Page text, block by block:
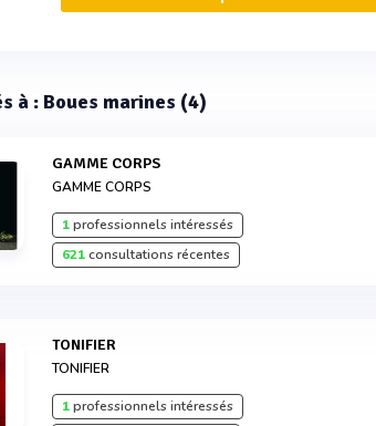
à : Boues marines (4)
GAMME CORPS
GAMME CORPS
1professionnels intéressés
621consultations récentes
TONIFIER
TONIFIER
1professionnels intéressés